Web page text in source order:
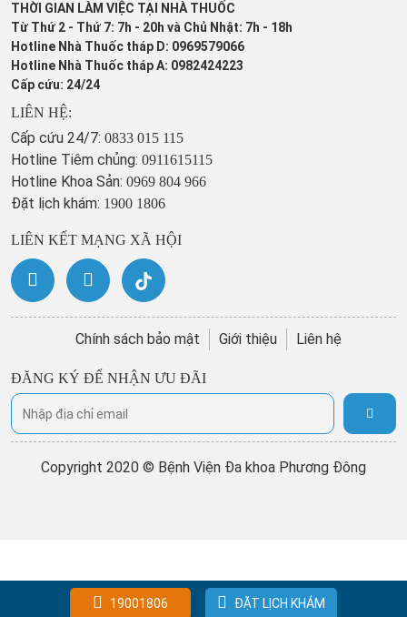
19001806 ĐẶT LỊCH KHÁM
THỜI GIAN LÀM VIỆC TẠI NHÀ THUỐC
Từ Thứ 2 - Thứ 7: 7h - 20h và Chủ Nhật: 7h - 18h
Hotline Nhà Thuốc tháp D: 0969579066
Hotline Nhà Thuốc tháp A: 0982424223
Cấp cứu: 24/24
LIÊN HỆ:
Cấp cứu 24/7: 0833 015 115
Hotline Tiêm chủng: 0911615115
Hotline Khoa Sản: 0969 804 966
Đặt lịch khám: 1900 1806
LIÊN KẾT MẠNG XÃ HỘI
Chính sách bảo mật Giới thiệu Liên hệ
ĐĂNG KÝ ĐỂ NHẬN ƯU ĐÃI
Copyright 2020 © Bệnh Viện Đa khoa Phương Đông